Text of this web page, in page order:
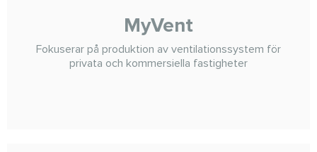
MyVent
Fokuserar på produktion av ventilationssystem för
privata och kommersiella fastigheter